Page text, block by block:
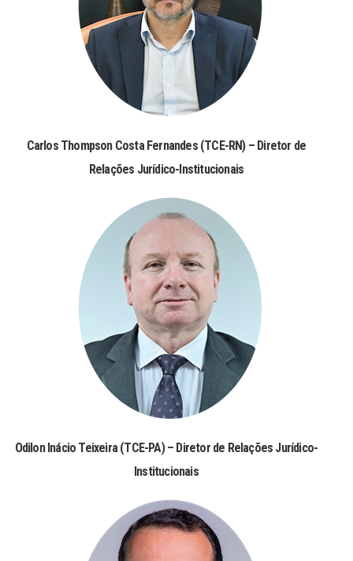
Carlos Thompson Costa Fernandes (TCE-RN) – Diretor de
Relações Jurídico-Institucionais
Odilon Inácio Teixeira (TCE-PA) – Diretor de Relações Jurídico-
Institucionais